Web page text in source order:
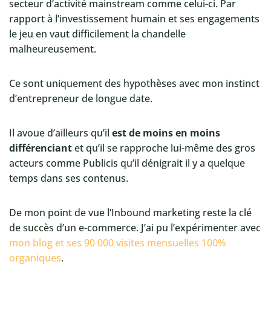
secteur d’activité mainstream comme celui-ci. Par
rapport à l’investissement humain et ses engagements
le jeu en vaut difficilement la chandelle
malheureusement.
Ce sont uniquement des hypothèses avec mon instinct
d’entrepreneur de longue date.
Il avoue d’ailleurs qu’il est de moins en moins
différenciantet qu’il se rapproche lui-même des gros
acteurs comme Publicis qu’il dénigrait il y a quelque
temps dans ses contenus.
De mon point de vue l’Inbound marketing reste la clé
de succès d’un e-commerce. J’ai pu l’expérimenter avec
mon blog et ses 90 000 visites mensuelles 100%
organiques.